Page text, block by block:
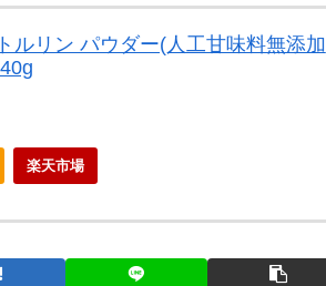
ルリン パウダー(人工甘味料無添加
楽天市場